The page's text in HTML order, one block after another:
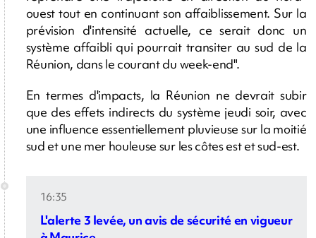
ouest tout en continuant son affaiblissement. Sur la
prévision d'intensité actuelle, ce serait donc un
système affaibli qui pourrait transiter au sud de la
Réunion, dans le courant du week-end".
En termes d'impacts, la Réunion ne devrait subir
que des effets indirects du système jeudi soir, avec
une influence essentiellement pluvieuse sur la moitié
sud et une mer houleuse sur les côtes est et sud-est.
16:35
L'alerte 3 levée, un avis de sécurité en vigueur